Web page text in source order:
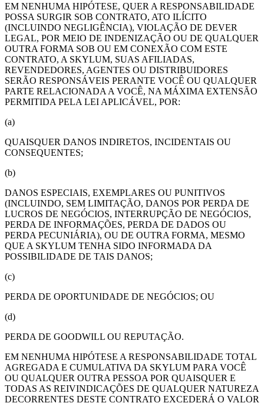
EM NENHUMA HIPÓTESE, QUER A RESPONSABILIDADE
POSSA SURGIR SOB CONTRATO, ATO ILÍCITO
(INCLUINDO NEGLIGÊNCIA), VIOLAÇÃO DE DEVER
LEGAL, POR MEIO DE INDENIZAÇÃO OU DE QUALQUER
OUTRA FORMA SOB OU EM CONEXÃO COM ESTE
CONTRATO, A SKYLUM, SUAS AFILIADAS,
REVENDEDORES, AGENTES OU DISTRIBUIDORES
SERÃO RESPONSÁVEIS PERANTE VOCÊ OU QUALQUER
PARTE RELACIONADA A VOCÊ, NA MÁXIMA EXTENSÃO
PERMITIDA PELA LEI APLICÁVEL, POR:
(a)
QUAISQUER DANOS INDIRETOS, INCIDENTAIS OU
CONSEQUENTES;
(b)
DANOS ESPECIAIS, EXEMPLARES OU PUNITIVOS
(INCLUINDO, SEM LIMITAÇÃO, DANOS POR PERDA DE
LUCROS DE NEGÓCIOS, INTERRUPÇÃO DE NEGÓCIOS,
PERDA DE INFORMAÇÕES, PERDA DE DADOS OU
PERDA PECUNIÁRIA), OU DE OUTRA FORMA, MESMO
QUE A SKYLUM TENHA SIDO INFORMADA DA
POSSIBILIDADE DE TAIS DANOS;
(c)
PERDA DE OPORTUNIDADE DE NEGÓCIOS; OU
(d)
PERDA DE GOODWILL OU REPUTAÇÃO.
EM NENHUMA HIPÓTESE A RESPONSABILIDADE TOTAL
AGREGADA E CUMULATIVA DA SKYLUM PARA VOCÊ
OU QUALQUER OUTRA PESSOA POR QUAISQUER E
TODAS AS REIVINDICAÇÕES DE QUALQUER NATUREZA
DECORRENTES DESTE CONTRATO EXCEDERÁ O VALOR